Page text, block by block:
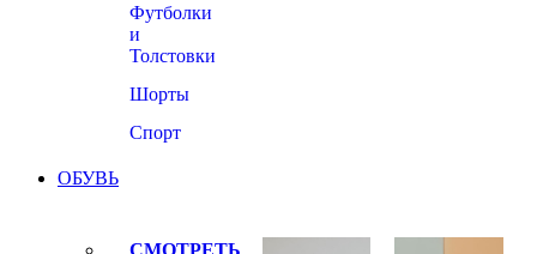
Футболки
и
Толстовки
Шорты
Спорт
ОБУВЬ
СМОТРЕТЬ